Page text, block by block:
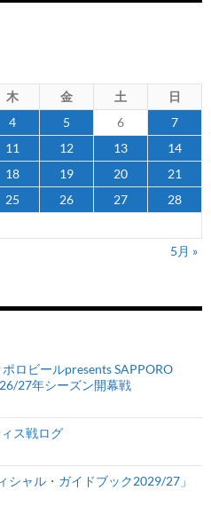
木 金 土
日
4 5 6
7
11 12 13
14
18 19 20
21
25 26 27
28
5月 »
ロビールpresents SAPPORO
27年シーズン開幕戦
ス戦ログ
シャル・ガイドブック2029/27」